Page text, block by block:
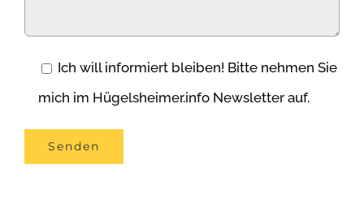
Ich will informiert bleiben! Bitte nehmen Sie
mich im Hügelsheimer.info Newsletter auf.